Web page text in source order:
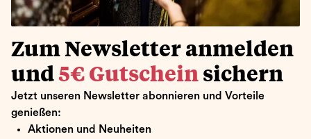
Zum Newsletter anmelden
und 5€ Gutschein sichern
Jetzt unseren Newsletter abonnieren und Vorteile
genießen:
Aktionen und Neuheiten